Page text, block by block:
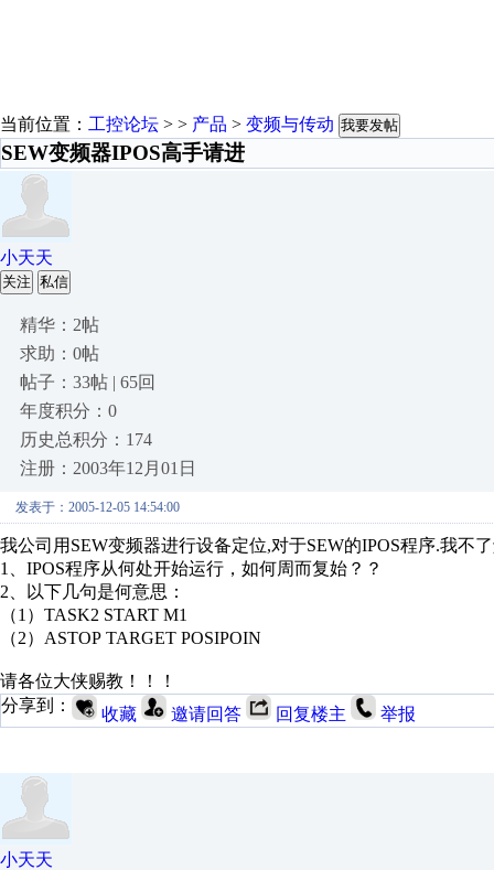
当前位置： 工控论坛 > > 产品 > 变频与传动 我要发帖
SEW变频器IPOS高手请进
小天天
关注 私信
精华：2帖
求助：0帖
帖子：33帖 | 65回
年度积分：0
历史总积分：174
注册：2003年12月01日
发表于：2005-12-05 14:54:00
我公司用SEW变频器进行设备定位,对于SEW的IPOS程序.我不
1、IPOS程序从何处开始运行，如何周而复始？？
2、以下几句是何意思：
（1）TASK2 START M1
（2）ASTOP TARGET POSIPOIN
请各位大侠赐教！！！
分享到：
收藏 邀请回答 回复楼主 举报
小天天